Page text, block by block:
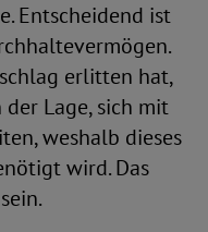
Entscheidend ist
erlitten hat,
Lage, sich mit
weshalb dieses
wird. Das